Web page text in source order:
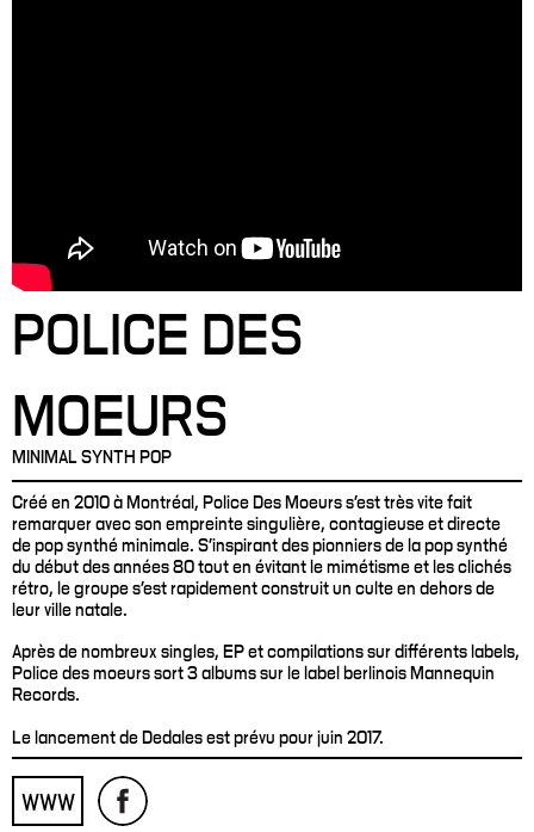
POLICE DES
MOEURS
MINIMAL SYNTH POP
Créé en 2010 à Montréal, Police Des Moeurs s'est très vite fait
remarquer avec son empreinte singulière, contagieuse et directe
de pop synthé minimale. S'inspirant des pionniers de la pop synthé
du début des années 80 tout en évitant le mimétisme et les clichés
rétro, le groupe s'est rapidement construit un culte en dehors de
leur ville natale.
Après de nombreux singles, EP et compilations sur différents labels,
Police des moeurs sort 3 albums sur le label berlinois Mannequin
Records.
Le lancement de Dedales est prévu pour juin 2017.
WWW